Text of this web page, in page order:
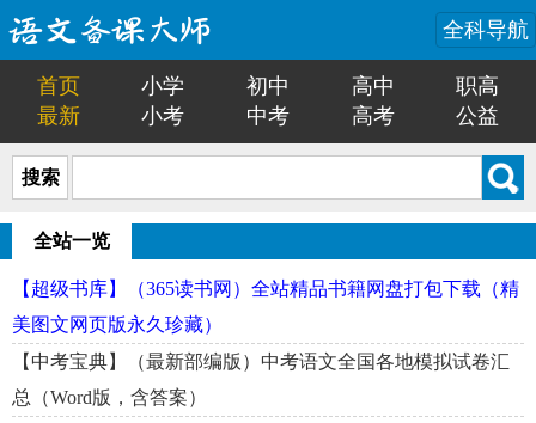
全科导航
首页 小学 初中 高中
职高
最新
小考 中考 高考 公益
搜索
全站一览
【超级书库】（365读书网）全站精品书籍网盘打包下载（精
美图文网页版永久珍藏）
【中考宝典】（最新部编版）中考语文全国各地模拟试卷汇
总（Word版，含答案）